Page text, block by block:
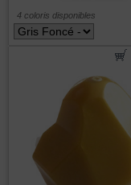
4 coloris disponibles